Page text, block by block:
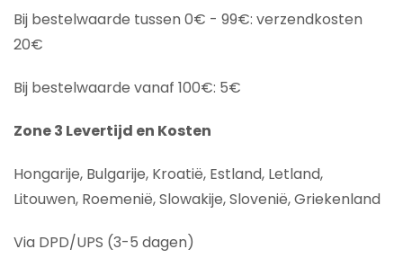
Bij bestelwaarde tussen 0€ - 99€: verzendkosten
20€
Bij bestelwaarde vanaf 100€: 5€
Zone 3 Levertijd en Kosten
Hongarije, Bulgarije, Kroatië, Estland, Letland,
Litouwen, Roemenië, Slowakije, Slovenië, Griekenland
Via DPD/UPS (3-5 dagen)